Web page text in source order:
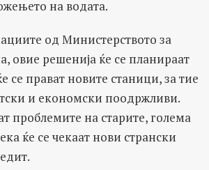
на водата.
од Министерството за
овие решенија ќе се планираат
се прават новите станици, за тие
и економски поодржливи.
проблемите на старите, голема
ќе се чекаат нови странски